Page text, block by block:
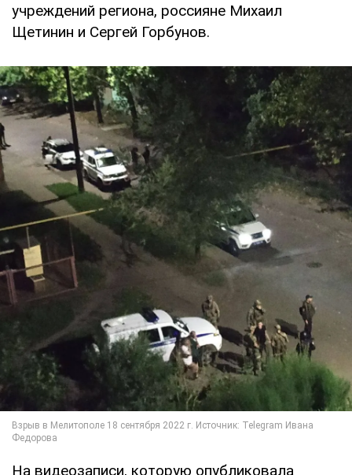
учреждений региона, россияне Михаил
Щетинин и Сергей Горбунов.
На видеозаписи, которую опубликовала